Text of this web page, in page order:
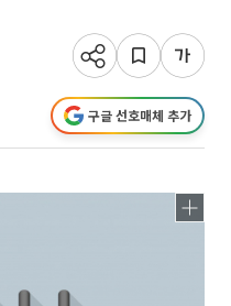
구글 선호매체 추가